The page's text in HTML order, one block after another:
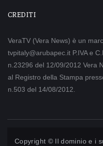
CREDITI
VeraTV (Vera News) è un
tvpitaly@arubapec.it P.IVA e
n.23296 del 12/09/2012 Vera
al Registro della Stampa
n.503 del 14/08/2012.
Copyright © Il dominio e i